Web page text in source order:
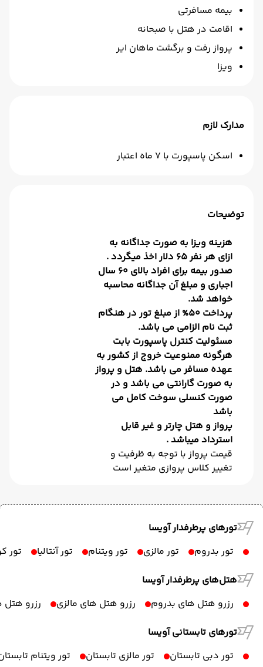
بیمه مسافرتی
اقامت در هتل با صبحانه
پرواز رفت و برگشت ماهان ایر
ویزا
مدارک لازم
اسکن پاسپورت با 7 ماه اعتبار
توضیحات
هزینه ویزا به صورت جداگانه به
ازای هر نفر 65 دلار اخذ میگردد .
صدور بیمه برای افراد بالای 60 سال
اجباری و مبلغ آن جداگانه محاسبه
خواهد شد.
پرداخت 50% از مبلغ تور در هنگام
ثبت نام الزامی می باشد.
مسئولیت کنترل پاسپورت بابت
هرگونه ممنوعیت خروج از کشور به
عهده مسافر می باشد. هتل و پرواز
به صورت گارانتی می باشد و در
صورت کنسلی سوخت کامل می
باشد
پرواز و هتل چارتر و غیر قابل
استرداد میباشد .
قیمت پرواز با توجه به ظرفیت و
تغییر کلاس پروازی متغیر است
تورهای پرطرفدار آویسا
تور بدروم
تور مالزی تور ویتنام تور آنتالیا
تور
هتل‌های پرطرفدار آویسا
رزرو هتل های بدروم
رزرو هتل های مالزی
رزرو هتل
تورهای تابستانی آویسا
تور دبی تابستان
تور مالزی تابستان تور ویتنام